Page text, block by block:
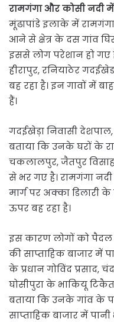
रामगंगा और कोसी नदी
मूंढापांडे इलाके में
आने से क्षेत्र के दस गांव
इससे लोग परेशान हो गए
हीरापुर, रनियाठेर
बह रहा है। इन गावों में
हैं।
गदईखेड़ा निवासी
बताया कि उनके घरों के
चकलालपुर, जैतपुर
से भर गए है। रामगंगा नदी
मार्ग पर अक्का डिलारी
ऊपर बह रहा है।
इस कारण लोगों को पैदल
की साप्ताहिक बाजार में
के प्रधान गोविंद प्रसाद,
घोसीपुरा के भाकियू
बताया कि उनके गांव के
साप्ताहिक बाजार में पानी